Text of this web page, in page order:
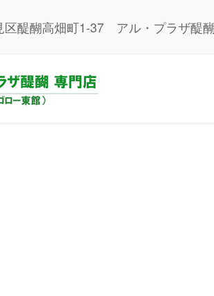
区醍醐高畑町1-37 アル・プラザ醍醐